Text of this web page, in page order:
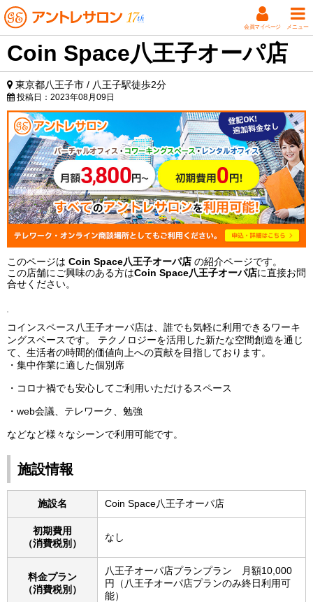
会員マイページ メニュー
Coin Space八王子オーパ店
東京都八王子市 / 八王子駅徒歩2分
投稿日： 2023年08月09日
このページは Coin Space八王子オーパ店 の紹介ページです。
この店舗にご興味のある方はCoin Space八王子オーパ店に直接お問
合せください。
コインスペース八王子オーパ店は、誰でも気軽に利用できるワーキ
ングスペースです。 テクノロジーを活用した新たな空間創造を通じ
て、生活者の時間的価値向上への貢献を目指しております。
・集中作業に適した個別席
・コロナ禍でも安心してご利用いただけるスペース
・web会議、テレワーク、勉強
などなど様々なシーンで利用可能です。
施設情報
施設名 Coin Space八王子オーパ店
初期費用
（消費税別）
なし
料金プラン
（消費税別）
八王子オーパ店プランプラン 月額10,000
円（八王子オーパ店プランのみ終日利用可
能）